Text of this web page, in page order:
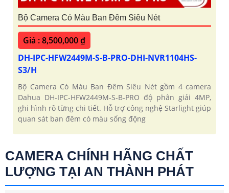
Bộ Camera Có Màu Ban Đêm Siêu Nét
Giá : 8,500,000 ₫
DH-IPC-HFW2449M-S-B-PRO-DHI-NVR1104HS-
S3/H
Bộ Camera Có Màu Ban Đêm Siêu Nét gồm 4 camera
Dahua DH-IPC-HFW2449M-S-B-PRO độ phân giải 4MP,
ghi hình rõ từng chi tiết. Hỗ trợ công nghệ Starlight giúp
quan sát ban đêm có màu sống động
CAMERA CHÍNH HÃNG CHẤT
LƯỢNG TẠI AN THÀNH PHÁT